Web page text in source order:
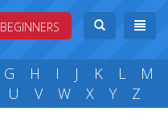
BEGINNERS
G H I J K L
M
U V W X Y Z